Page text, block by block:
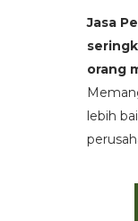
Jasa
orang
lebih